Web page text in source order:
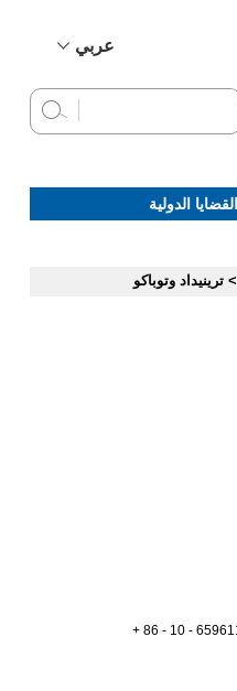
عربي
English
القضايا الدولية
> ترينيداد وتوباكو